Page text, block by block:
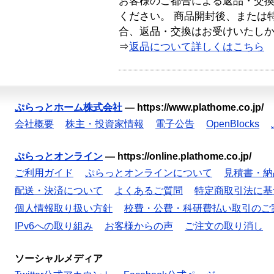
ください。 商品開封後、または
合、返品・交換はお受けいたし
⇒返品について詳しくはこちら
ぷらっとホーム株式会社 — https://www.plathome.co.jp/
会社概要
株主・投資家情報 電子公告 OpenBlocks
ぷらっとオンライン — https://online.plathome.co.jp/
ご利用ガイド
ぷらっとオンラインについて
見積書・
配送・決済について
よくあるご質問
特定商取引法に
個人情報取り扱い方針
校費・公費・科研費払い取引のご
IPv6への取り組み
お客様からの声 ご注文の取り消し
ソーシャルメディア